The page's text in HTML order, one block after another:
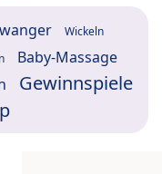
Wickeln
Baby-Massage
Gewinnspiele